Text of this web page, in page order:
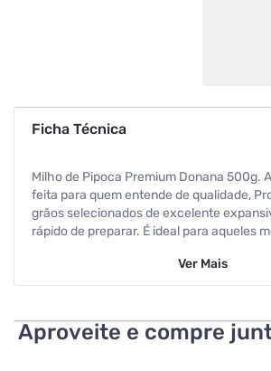
Ficha Técnica
Milho de Pipoca Premium Donana 500g.
feita para quem entende de qualidade,
grãos selecionados de excelente
rápido de preparar. É ideal para aqueles
Peso 500 g
Ver Mais
Aproveite e compre